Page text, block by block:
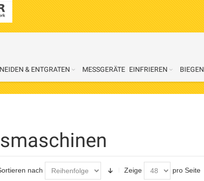
& ENTGRATEN MESSGERÄTE EINFRIEREN BIEGEN
nach Zeige pro Seite